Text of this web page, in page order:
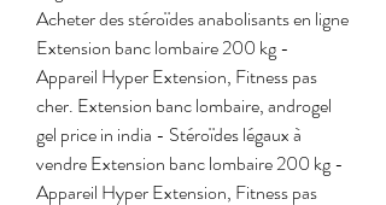
Acheter des stéroïdes anabolisants en ligne
Extension banc lombaire 200 kg -
Appareil Hyper Extension, Fitness pas
cher. Extension banc lombaire, androgel
gel price in india - Stéroïdes légaux à
vendre Extension banc lombaire 200 kg -
Appareil Hyper Extension, Fitness pas